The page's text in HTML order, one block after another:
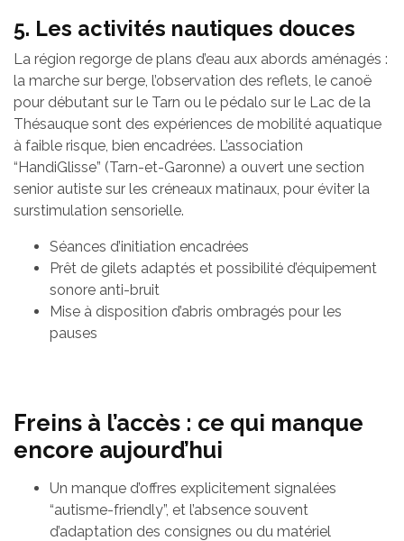
5. Les activités nautiques douces
La région regorge de plans d’eau aux abords aménagés :
la marche sur berge, l’observation des reflets, le canoë
pour débutant sur le Tarn ou le pédalo sur le Lac de la
Thésauque sont des expériences de mobilité aquatique
à faible risque, bien encadrées. L’association
“HandiGlisse” (Tarn-et-Garonne) a ouvert une section
senior autiste sur les créneaux matinaux, pour éviter la
surstimulation sensorielle.
Séances d’initiation encadrées
Prêt de gilets adaptés et possibilité d’équipement
sonore anti-bruit
Mise à disposition d’abris ombragés pour les
pauses
Freins à l’accès : ce qui manque
encore aujourd’hui
Un manque d’offres explicitement signalées
“autisme-friendly”, et l’absence souvent
d’adaptation des consignes ou du matériel